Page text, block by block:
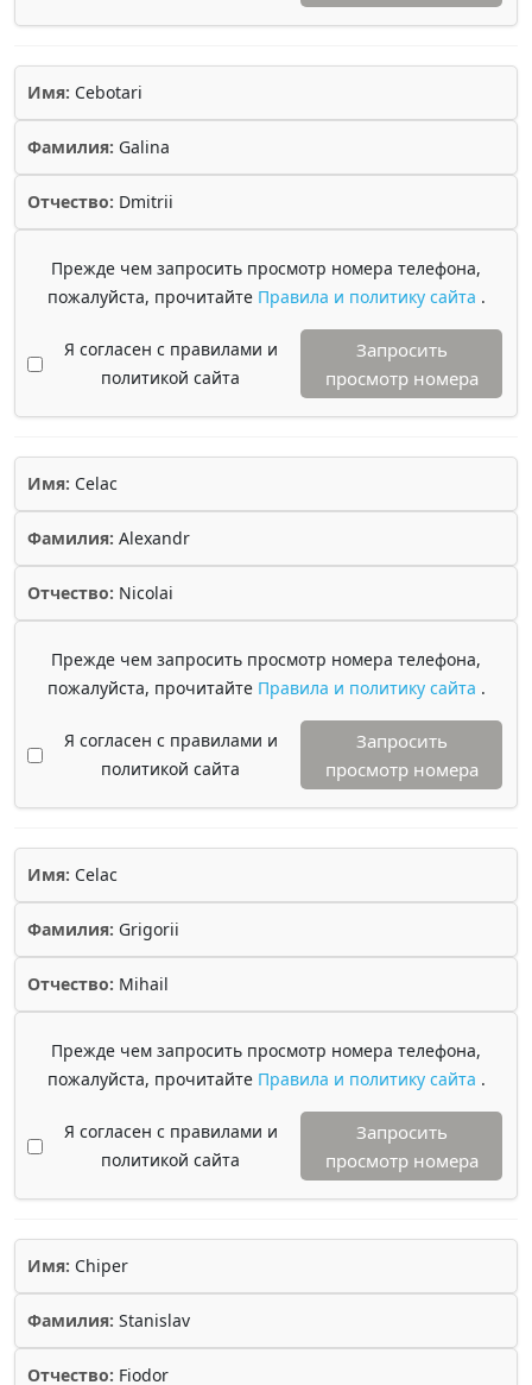
Имя: Cebotari
Фамилия: Galina
Отчество: Dmitrii
Прежде чем запросить просмотр номера телефона,
пожалуйста, прочитайте Правила и политику сайта .
Я согласен с правилами и
политикой сайта
Запросить
просмотр номера
Имя: Celac
Фамилия: Alexandr
Отчество: Nicolai
Прежде чем запросить просмотр номера телефона,
пожалуйста, прочитайте Правила и политику сайта .
Я согласен с правилами и
политикой сайта
Запросить
просмотр номера
Имя: Celac
Фамилия: Grigorii
Отчество: Mihail
Прежде чем запросить просмотр номера телефона,
пожалуйста, прочитайте Правила и политику сайта .
Я согласен с правилами и
политикой сайта
Запросить
просмотр номера
Имя: Chiper
Фамилия: Stanislav
Отчество: Fiodor